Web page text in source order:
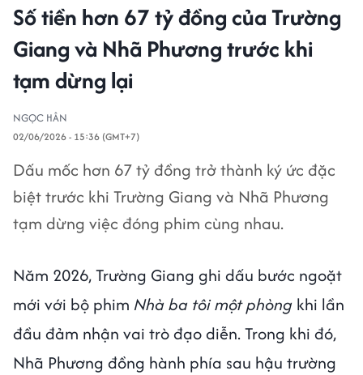
Số tiền hơn 67 tỷ đồng của Trường
Giang và Nhã Phương trước khi
tạm dừng lại
NGỌC HÂN
02/06/2026 - 15:36 (GMT+7)
Dấu mốc hơn 67 tỷ đồng trở thành ký ức đặc
biệt trước khi Trường Giang và Nhã Phương
tạm dừng việc đóng phim cùng nhau.
Năm 2026, Trường Giang ghi dấu bước ngoặt
mới với bộ phim Nhà ba tôi một phòng khi lần
đầu đảm nhận vai trò đạo diễn. Trong khi đó,
Nhã Phương đồng hành phía sau hậu trường